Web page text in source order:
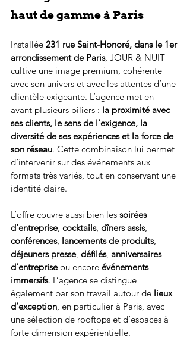
haut de gamme à Paris
Installée 231 rue Saint-Honoré, dans le 1er
arrondissement de Paris, JOUR & NUIT
cultive une image premium, cohérente
avec son univers et avec les attentes d’une
clientèle exigeante. L’agence met en
avant plusieurs piliers : la proximité avec
ses clients, le sens de l’exigence, la
diversité de ses expériences et la force de
son réseau. Cette combinaison lui permet
d’intervenir sur des événements aux
formats très variés, tout en conservant une
identité claire.
L’offre couvre aussi bien les soirées
d’entreprise, cocktails, dîners assis,
conférences, lancements de produits,
déjeuners presse, défilés, anniversaires
d’entreprise ou encore événements
immersifs. L’agence se distingue
également par son travail autour de lieux
d’exception, en particulier à Paris, avec
une sélection de rooftops et d’espaces à
forte dimension expérientielle.